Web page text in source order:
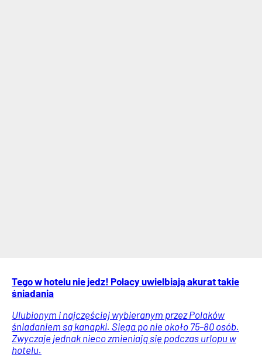
Tego w hotelu nie jedz! Polacy uwielbiają akurat takie
śniadania
Ulubionym i najczęściej wybieranym przez Polaków
śniadaniem są kanapki. Sięga po nie około 75–80 osób.
Zwyczaje jednak nieco zmieniają się podczas urlopu w
hotelu.